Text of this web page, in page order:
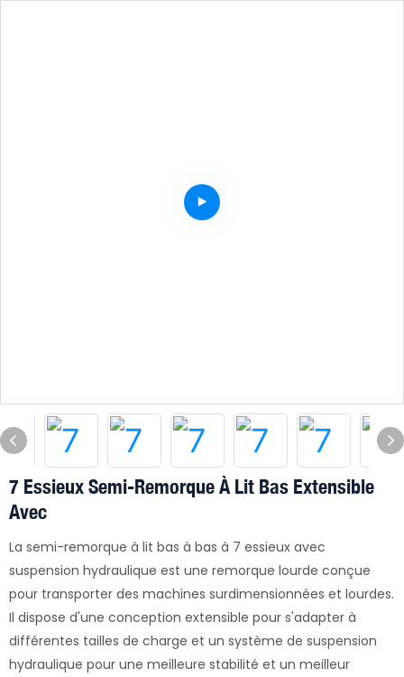
7 Essieux Semi-Remorque À Lit Bas Extensible
Avec
La semi-remorque à lit bas à bas à 7 essieux avec
suspension hydraulique est une remorque lourde conçue
pour transporter des machines surdimensionnées et lourdes.
Il dispose d'une conception extensible pour s'adapter à
différentes tailles de charge et un système de suspension
hydraulique pour une meilleure stabilité et un meilleur